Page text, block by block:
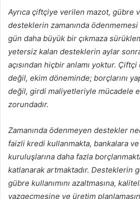
Ayrıca çiftçiye verilen mazot, gübre
desteklerin zamanında
gün daha büyük bir çıkmaza
yetersiz kalan desteklerin aylar
açısından hiçbir anlamı yoktur.
değil, ekim döneminde; borçlarını
değil, girdi maliyetleriyle mücadele
zorundadır.
Zamanında ödenmeyen destekler
faizli kredi kullanmakta, bankalara
kuruluşlarına daha fazla
katlanarak artmaktadır. Desteklerin
gübre kullanımını azaltmasına,
vazgeçmesine ve üretim